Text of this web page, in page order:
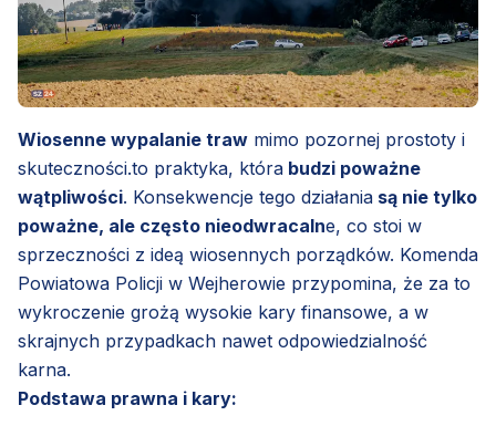
Wiosenne wypalanie traw mimo pozornej prostoty i
skuteczności.to praktyka, która budzi poważne
wątpliwości. Konsekwencje tego działania są nie tylko
poważne, ale często nieodwracalne, co stoi w
sprzeczności z ideą wiosennych porządków. Komenda
Powiatowa Policji w Wejherowie przypomina, że za to
wykroczenie grożą wysokie kary finansowe, a w
skrajnych przypadkach nawet odpowiedzialność
karna.
Podstawa prawna i kary: